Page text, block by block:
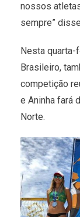
nossos
sempre”
Nesta quarta-
Brasileiro,
competição
e Aninha fará
Norte.